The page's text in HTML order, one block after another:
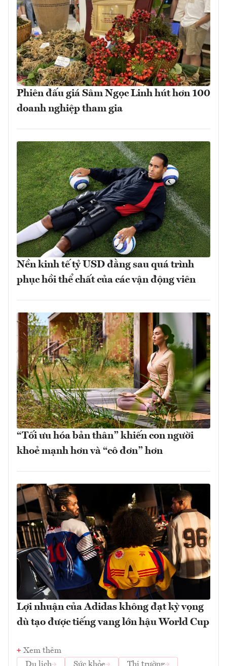
Phiên đấu giá Sâm Ngọc Linh hút hơn 100
doanh nghiệp tham gia
Nền kinh tế tỷ USD đằng sau quá trình
phục hồi thể chất của các vận động viên
“Tối ưu hóa bản thân” khiến con người
khoẻ mạnh hơn và “cô đơn” hơn
Lợi nhuận của Adidas không đạt kỳ vọng
dù tạo được tiếng vang lớn hậu World Cup
Xem thêm